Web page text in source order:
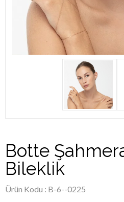
Botte
Bileklik
Ürün Kodu : B-6--0225